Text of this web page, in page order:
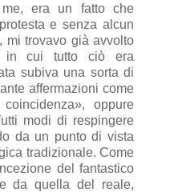
me, era un fatto che
e senza alcun
mi trovavo già avvolto
in cui tutto ciò era
subiva una sorta di
affermazioni come
oppure
modi di respingere
da un punto di vista
tradizionale. Come
del fantastico
da quella del reale,